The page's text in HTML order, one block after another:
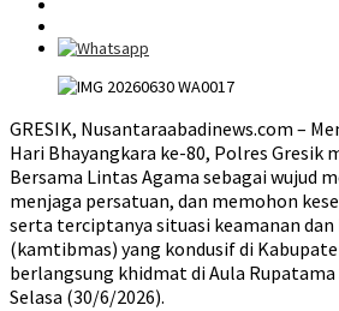
GRESIK, Nusantaraabadinews.com –
Hari Bhayangkara ke-80, Polres Gresik
Bersama Lintas Agama sebagai wujud
menjaga persatuan, dan memohon
serta terciptanya situasi keamanan
(kamtibmas) yang kondusif di
berlangsung khidmat di Aula Rupatama
Selasa (30/6/2026).